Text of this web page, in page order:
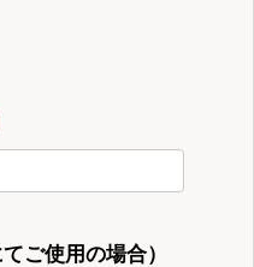
ご使用の場合）